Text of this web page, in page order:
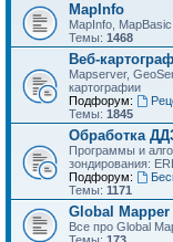
MapInfo
MapInfo, MapBasic
Темы: 1468
Веб-
Mapserver,
картографии
Подфорум:
Темы: 1845
Обработка
Программы и
зондирования:
Подфорум:
Темы: 1171
Global Mapper
Все про Global